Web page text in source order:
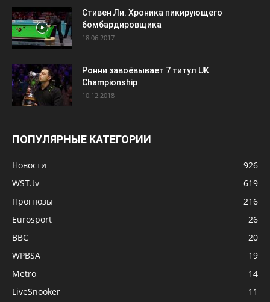
Стивен Ли. Хроника пикирующего
бомбардировщика
18.06.2017
Ронни завоёвывает 7 титул UK
Championship
10.12.2018
ПОПУЛЯРНЫЕ КАТЕГОРИИ
Новости
926
WST.tv
619
Прогнозы
216
Eurosport
26
BBC
20
WPBSA
19
Metro
14
LiveSnooker
11